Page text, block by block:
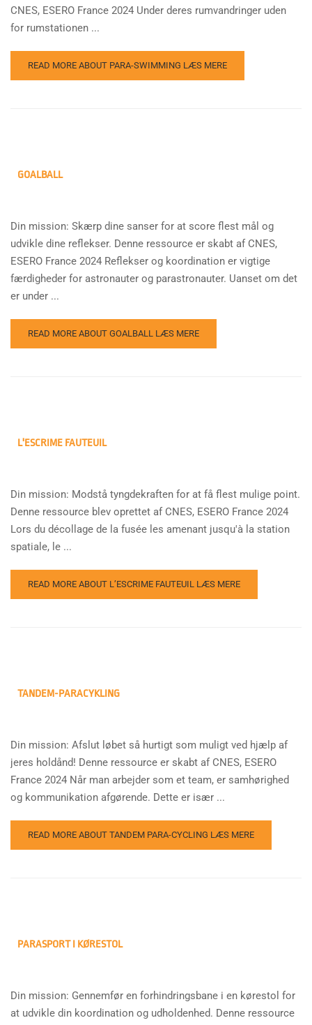
CNES, ESERO France 2024 Under deres rumvandringer uden
for rumstationen ...
READ MORE ABOUT PARA-SWIMMING LÆS MERE
GOALBALL
Din mission: Skærp dine sanser for at score flest mål og
udvikle dine reflekser. Denne ressource er skabt af CNES,
ESERO France 2024 Reflekser og koordination er vigtige
færdigheder for astronauter og parastronauter. Uanset om det
er under ...
READ MORE ABOUT GOALBALL LÆS MERE
L'ESCRIME FAUTEUIL
Din mission: Modstå tyngdekraften for at få flest mulige point.
Denne ressource blev oprettet af CNES, ESERO France 2024
Lors du décollage de la fusée les amenant jusqu'à la station
spatiale, le ...
READ MORE ABOUT L’ESCRIME FAUTEUIL LÆS MERE
TANDEM-PARACYKLING
Din mission: Afslut løbet så hurtigt som muligt ved hjælp af
jeres holdånd! Denne ressource er skabt af CNES, ESERO
France 2024 Når man arbejder som et team, er samhørighed
og kommunikation afgørende. Dette er især ...
READ MORE ABOUT TANDEM PARA-CYCLING LÆS MERE
PARASPORT I KØRESTOL
Din mission: Gennemfør en forhindringsbane i en kørestol for
at udvikle din koordination og udholdenhed. Denne ressource